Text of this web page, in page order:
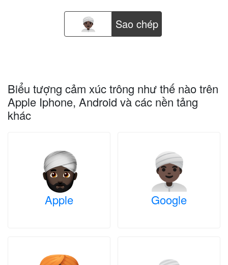
Sao chép
Biểu tượng cảm xúc trông như thế nào trên
Apple Iphone, Android và các nền tảng
khác
Apple Google